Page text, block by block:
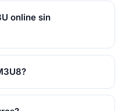
online sin